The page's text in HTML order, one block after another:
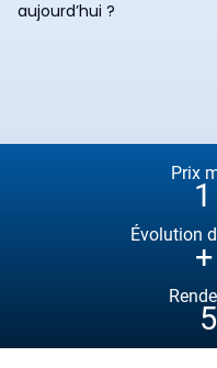
aujourd’hui ?
Prix
Évolution